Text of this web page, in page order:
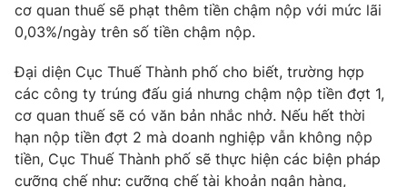
THỜI BÁO VTV
Theo dõi báo trên
Cơ quan chủ quản:
Đài Truyền hình Việt Nam
cơ quan thuế sẽ phạt thêm tiền chậm nộp với mức lãi
0,03%/ngày trên số tiền chậm nộp.
Đại diện Cục Thuế Thành phố cho biết, trường hợp
các công ty trúng đấu giá nhưng chậm nộp tiền đợt 1,
cơ quan thuế sẽ có văn bản nhắc nhở. Nếu hết thời
hạn nộp tiền đợt 2 mà doanh nghiệp vẫn không nộp
tiền, Cục Thuế Thành phố sẽ thực hiện các biện pháp
cưỡng chế như: cưỡng chế tài khoản ngân hàng,